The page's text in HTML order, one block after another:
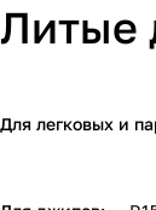
Литые
Для легковых и